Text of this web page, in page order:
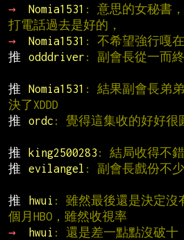
→
Nomia1531 : 意思的女秘書
打電話過去是好的，
→
Nomia1531 : 不希望強行嘎
推
odddriver : 副會長從一而
推
Nomia1531 : 結果副會長弟
決了XDDD
推
ordc : 覺得這集收的好好很
推
king2500283 : 結局收得不錯
推
evilangel : 副會長戲份不
推
hwui : 雖然最後還是決定沒
個月HBO，雖然收視率
→
hwui : 還是差一點點沒破十